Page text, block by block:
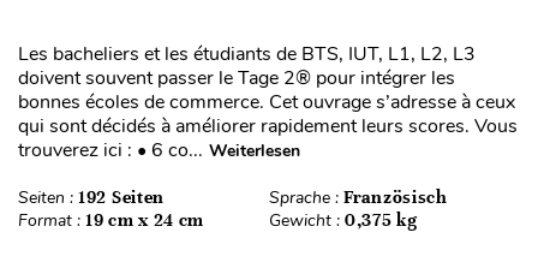
Les bacheliers et les étudiants de BTS, IUT, L1, L2, L3
doivent souvent passer le Tage 2® pour intégrer les
bonnes écoles de commerce. Cet ouvrage s’adresse à ceux
qui sont décidés à améliorer rapidement leurs scores. Vous
trouverez ici : • 6 co... Weiterlesen
Seiten : 192 Seiten Sprache : Französisch
Format : 19 cm x 24 cm Gewicht : 0,375 kg